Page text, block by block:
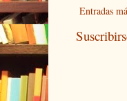
Entradas